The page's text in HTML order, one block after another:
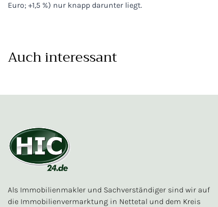
Euro; +1,5 %) nur knapp darunter liegt.
Auch interessant
Als Immobilienmakler und Sachverständiger sind wir auf
die Immobilienvermarktung in Nettetal und dem Kreis